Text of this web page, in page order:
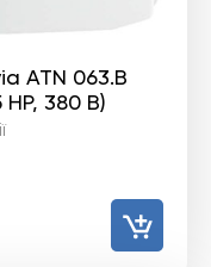
ATN 063.B
380 В)